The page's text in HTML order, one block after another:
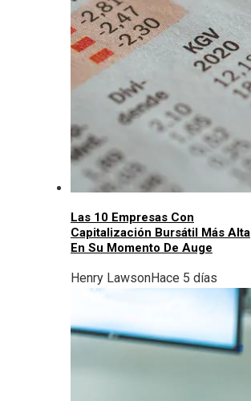
Las 10 Empresas Con
Capitalización Bursátil Más Alta
En Su Momento De Auge
Henry LawsonHace 5 días